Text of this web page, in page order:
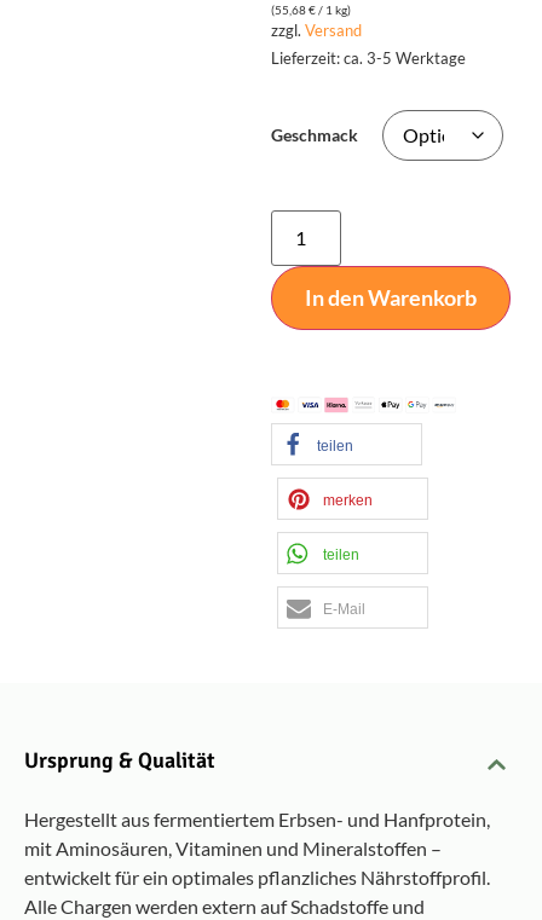
(55,68€/ 1 kg)
zzgl. Versand
Lieferzeit: ca. 3-5 Werktage
Geschmack
In den Warenkorb
teilen
merken
teilen
E-Mail
Ursprung & Qualität
Hergestellt aus fermentiertem Erbsen- und Hanfprotein,
mit Aminosäuren, Vitaminen und Mineralstoffen –
entwickelt für ein optimales pflanzliches Nährstoffprofil.
Alle Chargen werden extern auf Schadstoffe und